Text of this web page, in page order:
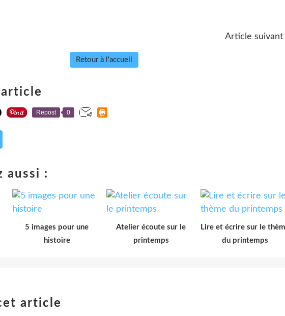
Article suivant
Retour à l'accueil
Repost 0
aussi :
5 images pour une
histoire
Atelier écoute sur le
printemps
Lire et écrire sur le
du printemps
article